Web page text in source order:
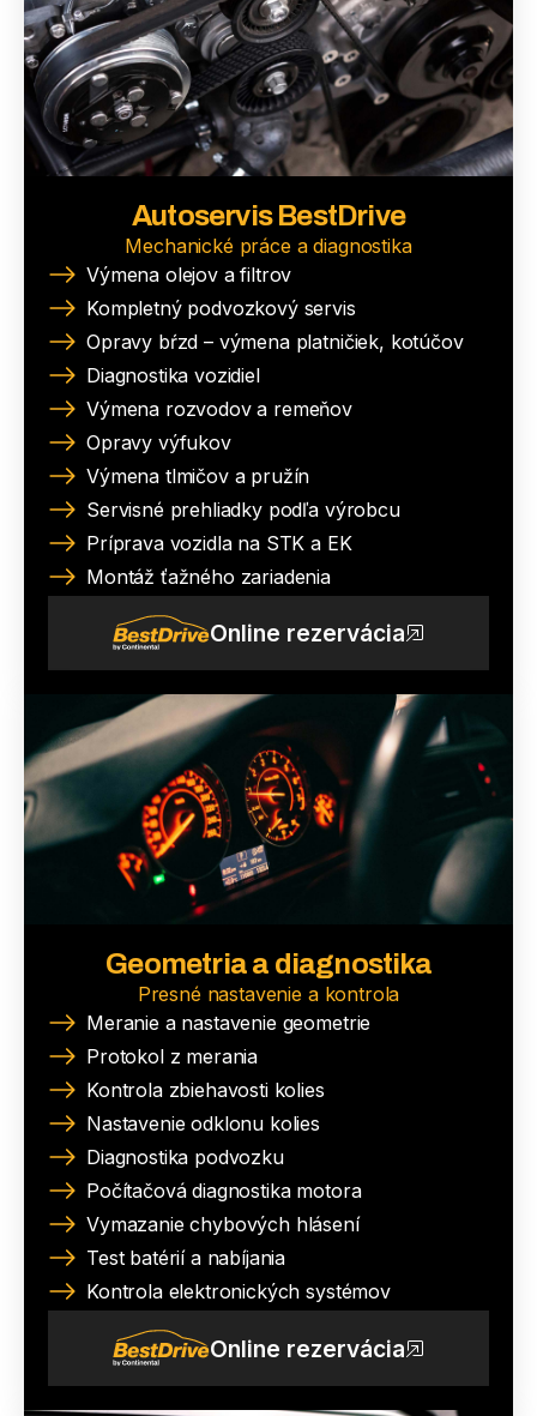
Autoservis BestDrive
Mechanické práce a diagnostika
Výmena olejov a filtrov
Kompletný podvozkový servis
Opravy bŕzd – výmena platničiek, kotúčov
Diagnostika vozidiel
Výmena rozvodov a remeňov
Opravy výfukov
Výmena tlmičov a pružín
Servisné prehliadky podľa výrobcu
Príprava vozidla na STK a EK
Montáž ťažného zariadenia
Online rezervácia
Geometria a diagnostika
Presné nastavenie a kontrola
Meranie a nastavenie geometrie
Protokol z merania
Kontrola zbiehavosti kolies
Nastavenie odklonu kolies
Diagnostika podvozku
Počítačová diagnostika motora
Vymazanie chybových hlásení
Test batérií a nabíjania
Kontrola elektronických systémov
Online rezervácia